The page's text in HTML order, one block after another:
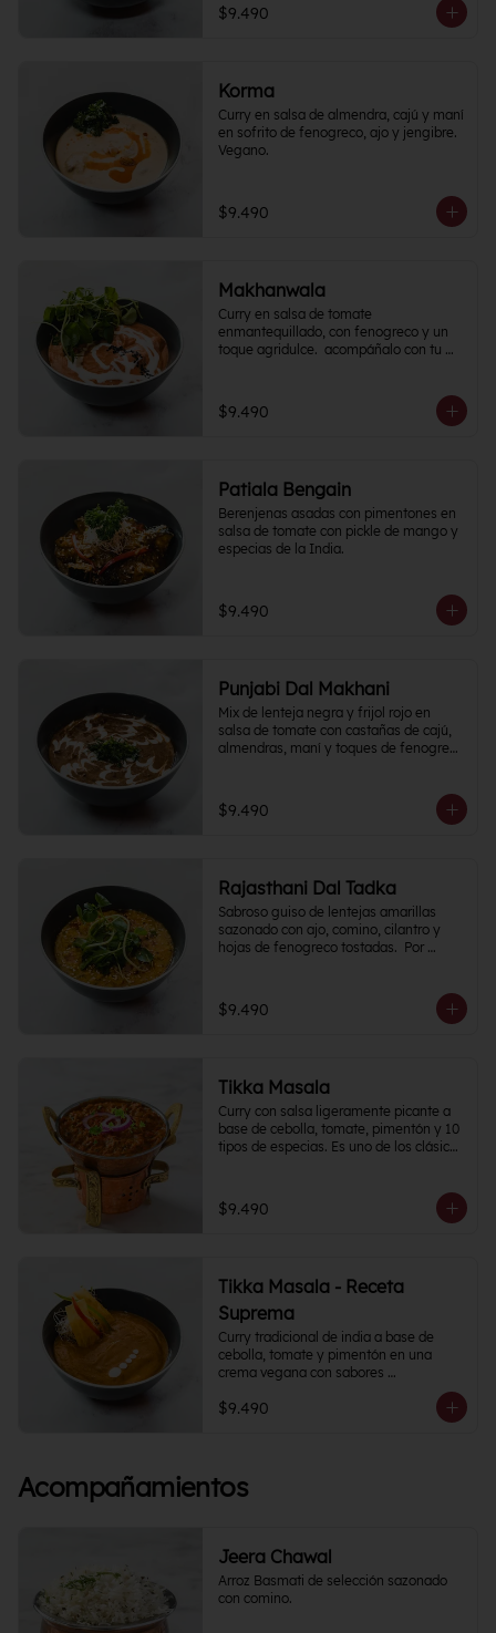
$9.490
Korma
Curry en salsa de almendra, cajú y maní
en sofrito de fenogreco, ajo y jengibre.
Vegano.
$9.490
Makhanwala
Curry en salsa de tomate
enmantequillado, con fenogreco y un
toque agridulce.  acompáñalo con tu
$9.490
Patiala Bengain
Berenjenas asadas con pimentones en
salsa de tomate con pickle de mango y
especias de la India.
$9.490
Punjabi Dal Makhani
Mix de lenteja negra y frijol rojo en
salsa de tomate con castañas de cajú,
almendras, maní y toques de fenogreco
$9.490
Rajasthani Dal Tadka
Sabroso guiso de lentejas amarillas
sazonado con ajo, comino, cilantro y
hojas de fenogreco tostadas.  Por
$9.490
Tikka Masala
Curry con salsa ligeramente picante a
base de cebolla, tomate, pimentón y 10
tipos de especias. Es uno de los clásicos
favorita.
$9.490
Tikka Masala - Receta
Suprema
Curry tradicional de india a base de
cebolla, tomate y pimentón en una
crema vegana con sabores
semipicantes e intensos. Contiene más
de 12 especias.
$9.490
Acompañamientos
Jeera Chawal
Arroz Basmati de selección sazonado
con comino.